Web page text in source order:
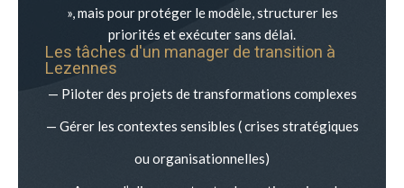
», mais pour protéger le modèle, structurer les
priorités et exécuter sans délai.
Les tâches d'un manager de transition à
Lezennes
— Piloter des projets de transformations complexes
— Gérer les contextes sensibles ( crises stratégiques
ou organisationnelles)